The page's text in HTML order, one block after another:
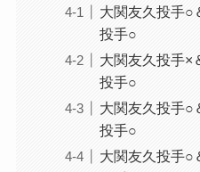
大関友久投手○
投手○
大関友久投手×
投手○
大関友久投手○
投手○
大関友久投手○